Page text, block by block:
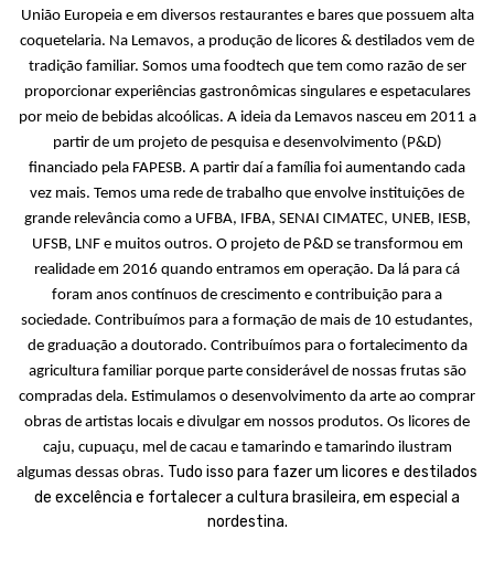
União Europeia e em diversos restaurantes e bares que possuem alta
coquetelaria. Na Lemavos, a produção de licores & destilados vem de
tradição familiar. Somos uma foodtech que tem como razão de ser
proporcionar experiências gastronômicas singulares e espetaculares
por meio de bebidas alcoólicas. A ideia da Lemavos nasceu em 2011 a
partir de um projeto de pesquisa e desenvolvimento (P&D)
financiado pela FAPESB. A partir daí a família foi aumentando cada
vez mais. Temos uma rede de trabalho que envolve instituições de
grande relevância como a UFBA, IFBA, SENAI CIMATEC, UNEB, IESB,
UFSB, LNF e muitos outros. O projeto de P&D se transformou em
realidade em 2016 quando entramos em operação. Da lá para cá
foram anos contínuos de crescimento e contribuição para a
sociedade. Contribuímos para a formação de mais de 10 estudantes,
de graduação a doutorado. Contribuímos para o fortalecimento da
agricultura familiar porque parte considerável de nossas frutas são
compradas dela. Estimulamos o desenvolvimento da arte ao comprar
obras de artistas locais e divulgar em nossos produtos. Os licores de
caju, cupuaçu, mel de cacau e tamarindo e tamarindo ilustram
algumas dessas obras. Tudo isso para fazer um licores e destilados
de excelência e fortalecer a cultura brasileira, em especial a
nordestina.